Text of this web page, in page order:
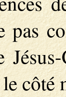
pas
côté